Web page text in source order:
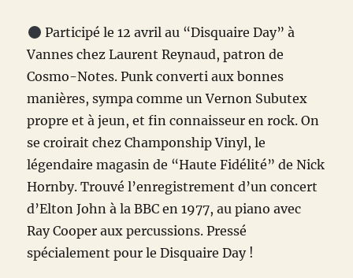
Participé le 12 avril au “Disquaire Day” à
Vannes chez Laurent Reynaud, patron de
Cosmo-Notes. Punk converti aux bonnes
manières, sympa comme un Vernon Subutex
propre et à jeun, et fin connaisseur en rock. On
se croirait chez Champonship Vinyl, le
légendaire magasin de “Haute Fidélité” de Nick
Hornby. Trouvé l’enregistrement d’un concert
d’Elton John à la BBC en 1977, au piano avec
Ray Cooper aux percussions. Pressé
spécialement pour le Disquaire Day !